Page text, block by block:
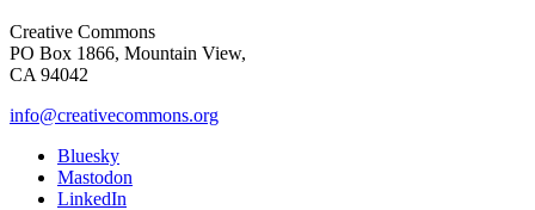
Creative Commons
PO Box 1866, Mountain View,
CA 94042
info@creativecommons.org
Bluesky
Mastodon
LinkedIn